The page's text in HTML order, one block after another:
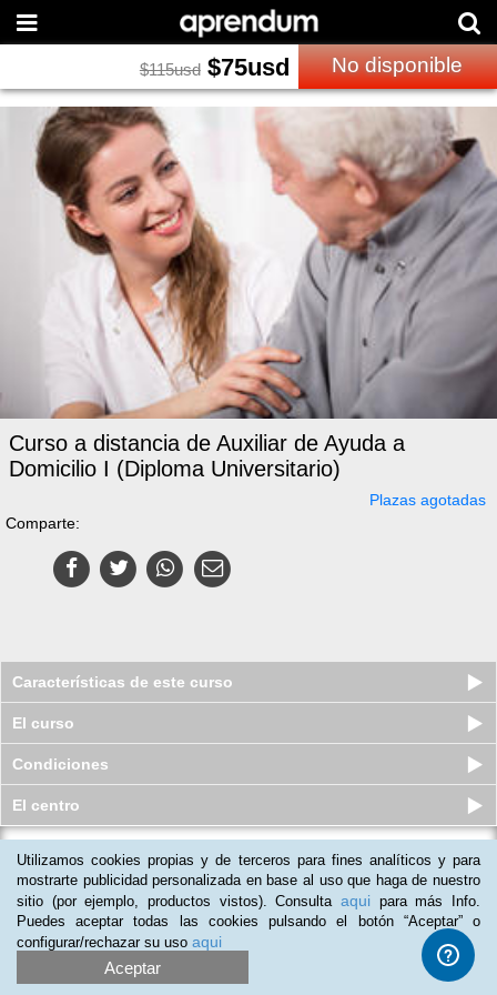
$115usd $75usd No disponible
Curso a distancia de Auxiliar de Ayuda a
Domicilio I (Diploma Universitario)
Plazas agotadas
Comparte:
Características de este curso
El curso
Condiciones
El centro
Curso a distancia de Auxiliar de
Ayuda a Domicilio II (Diploma...
Plazas agotadas
$115usd $75usd
Utilizamos cookies propias y de terceros para fines analíticos y para
mostrarte publicidad personalizada en base al uso que haga de nuestro
sitio (por ejemplo, productos vistos). Consulta aqui para más Info.
Puedes aceptar todas las cookies pulsando el botón “Aceptar” o
configurar/rechazar su uso aqui
Aceptar